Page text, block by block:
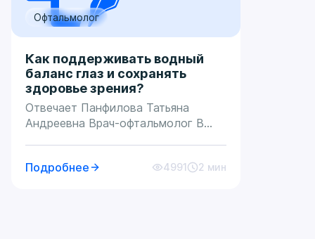
Офтальмолог
Как поддерживать водный
баланс глаз и сохранять
здоровье зрения?
Отвечает Панфилова Татьяна
Андреевна Врач-офтальмолог В
глаз. Сухой и теплый воздух
Подробнее 4991 2 мин